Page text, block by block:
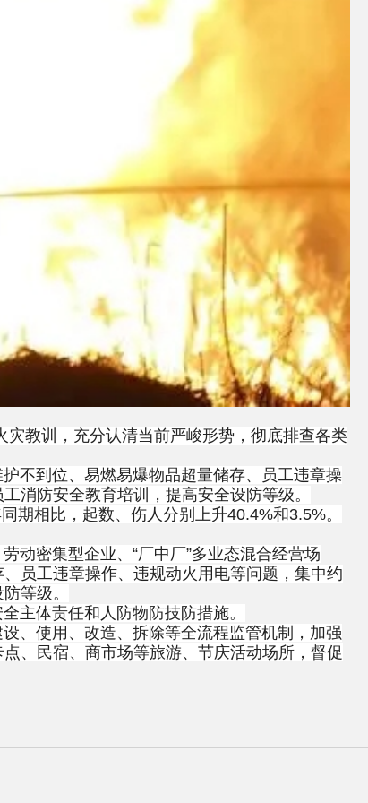
灾教训，充分认清当前严峻形势，彻底排查各类
不到位、易燃易爆物品超量储存、员工违章操
消防安全教育培训，提高安全设防等级。
相比，起数、伤人分别上升40.4%和3.5%。
密集型企业、“厂中厂”多业态混合经营场
员工违章操作、违规动火用电等问题，集中约
等级。
体责任和人防物防技防措施。
、使用、改造、拆除等全流程监管机制，加强
、民宿、商市场等旅游、节庆活动场所，督促